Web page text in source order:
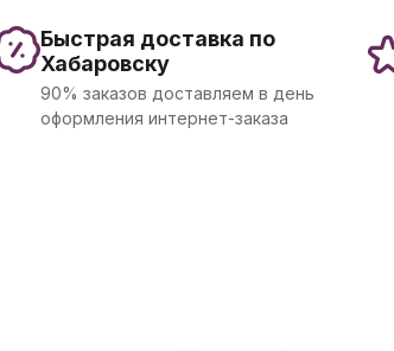
Быстрая доставка по
Хабаровску
90% заказов доставляем в день
оформления интернет-заказа